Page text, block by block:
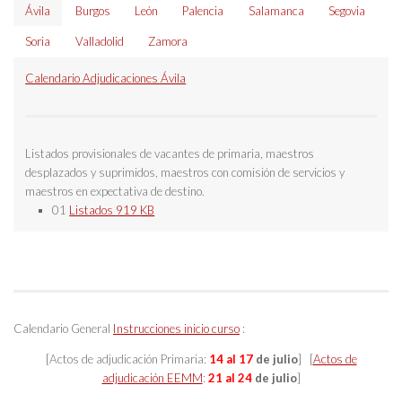
Ávila Burgos León Palencia Salamanca Segovia
Soria Valladolid Zamora
Calendario Adjudicaciones Ávila
Listados provisionales de vacantes de primaria, maestros
desplazados y suprimidos, maestros con comisión de servicios y
maestros en expectativa de destino.
01 Listados 919 KB
Calendario General Instrucciones inicio curso :
[Actos de adjudicación Primaria: 14 al 17de julio] [Actos de
adjudicación EEMM: 21 al 24de julio]